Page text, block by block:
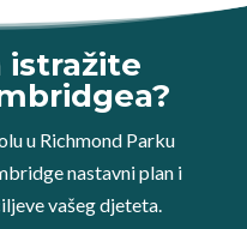
istražite
u Richmond Parku
nastavni plan i
vašeg djeteta.